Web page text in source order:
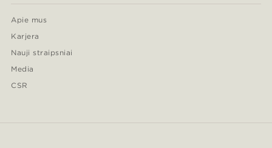
Apie mus
Karjera
Nauji straipsniai
Media
CSR